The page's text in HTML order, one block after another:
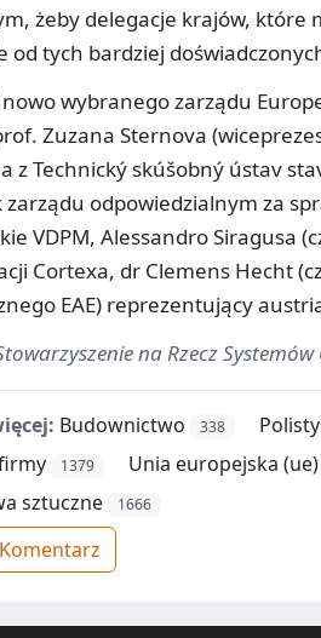
żeby delegacje krajów,
od tych bardziej
nowo wybranego zarządu
Zuzana Sternova
z Technický skúšobný ústav
zarządu odpowiedzialnym za
VDPM, Alessandro Siragusa
Cortexa, dr Clemens Hecht
EAE) reprezentujący
na Rzecz Systemów
Budownictwo 338
1379 Unia europejska (ue)
sztuczne 1666